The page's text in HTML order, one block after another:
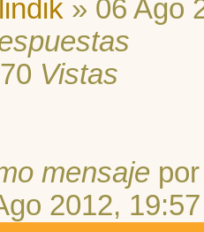
» 06 Ago
Vistas
mensaje
2012, 19:57